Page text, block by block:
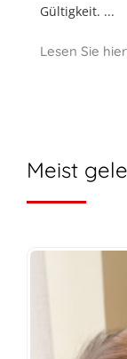
Gültigkeit. ...
Lesen Sie
Meist